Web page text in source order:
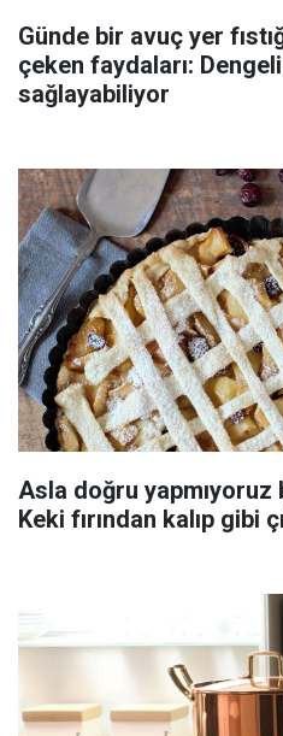
Günde bir avuç yer
çeken faydaları:
sağlayabiliyor
Asla doğru yapmıyoruz
Keki fırından kalıp gibi